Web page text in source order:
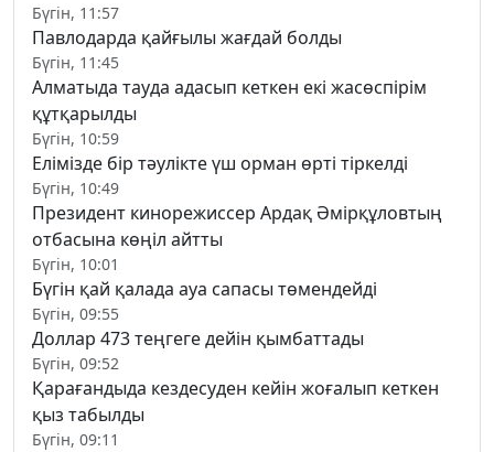
Бүгін, 11:57
Павлодарда қайғылы жағдай болды
Бүгін, 11:45
Алматыда тауда адасып кеткен екі жасөспірім
құтқарылды
Бүгін, 10:59
Елімізде бір тәулікте үш орман өрті тіркелді
Бүгін, 10:49
Президент кинорежиссер Ардақ Әмірқұловтың
отбасына көңіл айтты
Бүгін, 10:01
Бүгін қай қалада ауа сапасы төмендейді
Бүгін, 09:55
Доллар 473 теңгеге дейін қымбаттады
Бүгін, 09:52
Қарағандыда кездесуден кейін жоғалып кеткен
қыз табылды
Бүгін, 09:11